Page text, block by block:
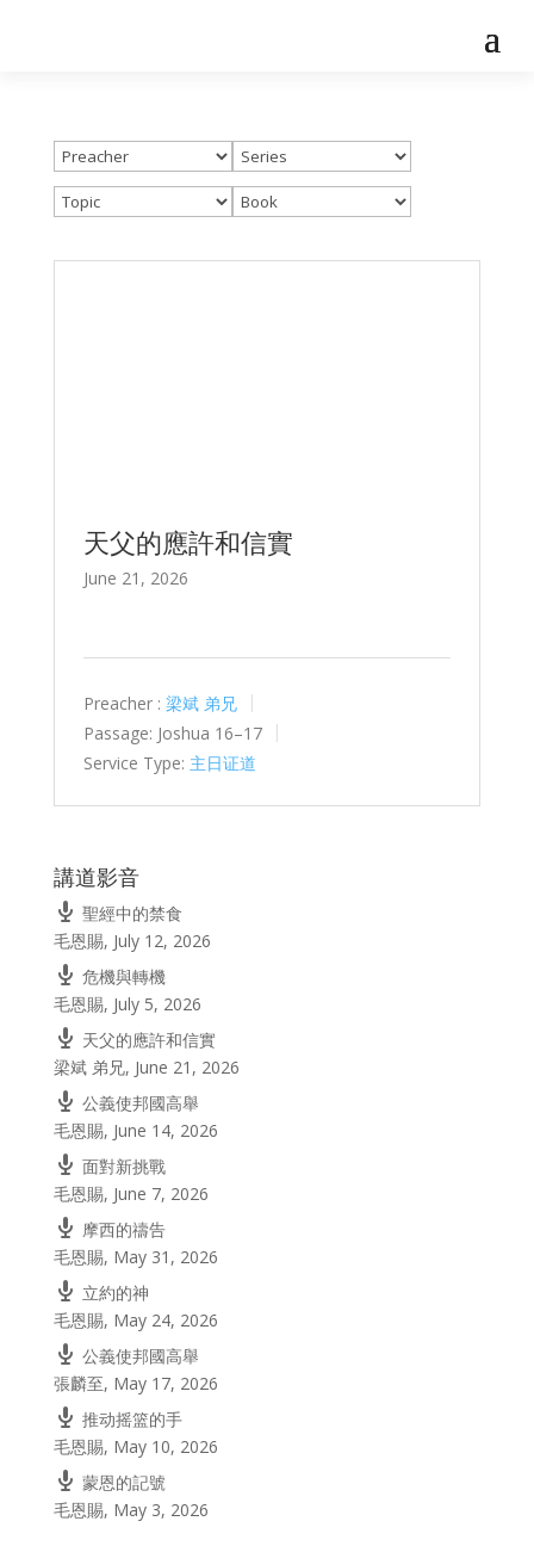
天父的應許和信實
June 21, 2026
Preacher : 梁斌 弟兄
Passage: Joshua 16–17
Service Type: 主日证道
講道影音
聖經中的禁食
毛恩賜, July 12, 2026
危機與轉機
毛恩賜, July 5, 2026
天父的應許和信實
梁斌 弟兄, June 21, 2026
公義使邦國高舉
毛恩賜, June 14, 2026
面對新挑戰
毛恩賜, June 7, 2026
摩西的禱告
毛恩賜, May 31, 2026
立約的神
毛恩賜, May 24, 2026
公義使邦國高舉
張麟至, May 17, 2026
推动摇篮的手
毛恩賜, May 10, 2026
蒙恩的記號
毛恩賜, May 3, 2026